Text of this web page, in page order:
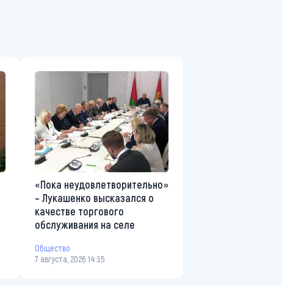
«Пока неудовлетворительно»
– Лукашенко высказался о
качестве торгового
обслуживания на селе
Общество
7 августа, 2026 14:35